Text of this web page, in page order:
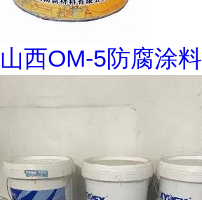
山西OM-5防腐涂料